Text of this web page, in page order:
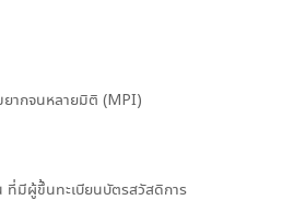
ากจนหลายมิติ (MPI)
ที่มีผู้ขึ้นทะเบียนบัตรสวัสดิการ